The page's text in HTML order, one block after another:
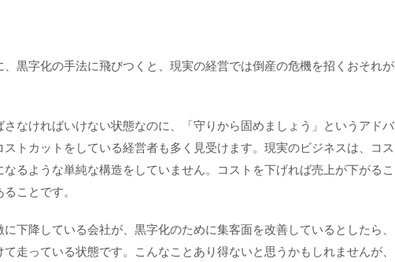
、黒字化の手法に飛びつくと、現実の経営では倒産の危機を招くおそれが
さなければいけない状態なのに、「守りから固めましょう」というアドバ
トカットをしている経営者も多く見受けます。現実のビジネスは、コス
なるような単純な構造をしていません。コストを下げれば売上が下がるこ
ことです。
下降している会社が、黒字化のために集客面を改善しているとしたら、
走っている状態です。こんなことあり得ないと思うかもしれませんが、